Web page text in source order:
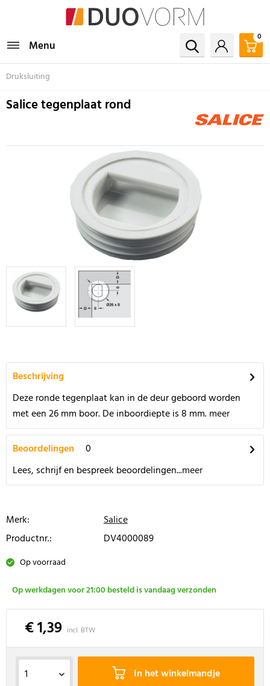
Menu
0
Druksluiting
Salice tegenplaat rond
Beschrijving
Deze ronde tegenplaat kan in de deur geboord worden
met een 26 mm boor. De inboordiepte is 8 mm.meer
Beoordelingen
0
Lees, schrijf en bespreek beoordelingen...meer
Merk:
Salice
Productnr.:
DV4000089
Op voorraad
Op werkdagen voor 21:00 besteld is vandaag verzonden
€ 1,39 incl. BTW
In het winkelmandje